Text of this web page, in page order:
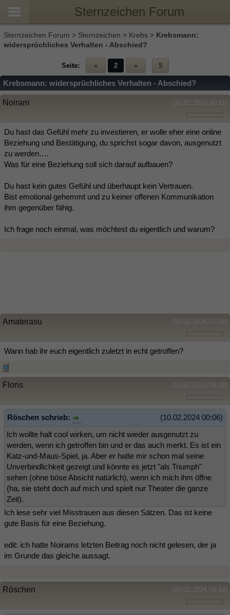
Sternzeichen Forum
Sternzeichen Forum > Sternzeichen > Krebs > Krebsmann:
widersprüchliches Verhalten - Abschied?
Seite: « 2 » 5
Krebsmann: widersprüchliches Verhalten - Abschied?
(10.02.2024 00:11)
Noiram
Du hast das Gefühl mehr zu investieren, er wolle eher eine online
Beziehung und Bestätigung, du sprichst sogar davon, ausgenutzt
zu werden….
Was für eine Beziehung soll sich darauf aufbauen?
Du hast kein gutes Gefühl und überhaupt kein Vertrauen.
Bist emotional gehemmt und zu keiner offenen Kommunikation
ihm gegenüber fähig.
Ich frage noch einmal, was möchtest du eigentlich und warum?
(10.02.2024 07:58)
Amaterasu
Wann hab ihr euch eigentlich zuletzt in echt getroffen?
(10.02.2024 09:09)
Floris
(10.02.2024 00:06)
Röschen schrieb:
Ich wollte halt cool wirken, um nicht wieder ausgenutzt zu
werden, wenn ich getroffen bin und er das auch merkt. Es ist ein
Katz-und-Maus-Spiel, ja. Aber er hatte mir schon mal seine
Unverbindlichkeit gezeigt und könnte es jetzt "als Triumph"
sehen (ohne böse Absicht natürlich), wenn ich mich ihm öffne
(ha, sie steht doch auf mich und spielt nur Theater die ganze
Zeit).
Ich lese sehr viel Misstrauen aus diesen Sätzen. Das ist keine
gute Basis für eine Beziehung.
edit: ich hatte Noirams letzten Beitrag noch nicht gelesen, der ja
im Grunde das gleiche aussagt.
(10.02.2024 09:14)
Röschen